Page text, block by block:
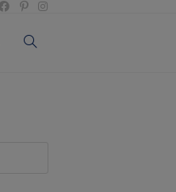
Toggle